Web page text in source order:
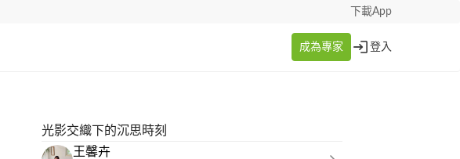
下載App
成為專家 登入
光影交織下的沉思時刻
王馨卉